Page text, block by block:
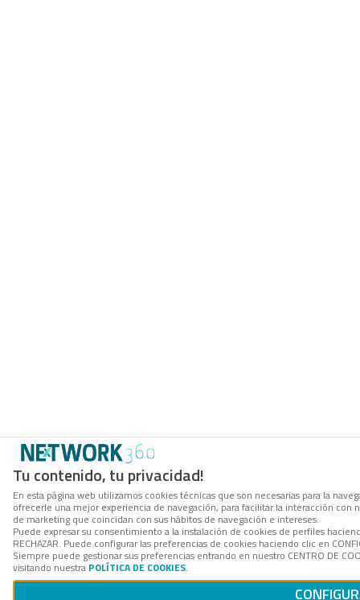
Tu contenido, tu privacidad!
En esta página web utilizamos cookies técnicas que son necesarias para la
ofrecerle una mejor experiencia de navegación, para facilitar la interacción
de marketing que coincidan con sus hábitos de navegación e intereses.
Puede expresar su consentimiento a la instalación de cookies de perfiles
RECHAZAR. Puede configurar las preferencias de cookies haciendo clic en
Siempre puede gestionar sus preferencias entrando en nuestro CENTRO DE
visitando nuestra POLÍTICA DE COOKIES.